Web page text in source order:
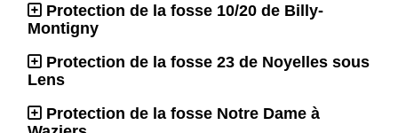
Protection de la fosse 10/20 de Billy-
Montigny
Protection de la fosse 23 de Noyelles sous
Lens
Protection de la fosse Notre Dame à